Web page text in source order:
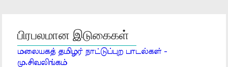
பிரபலமான இடுகைகள்
மலையகத் தமிழர் நாட்டுப்புற பாடல்கள் -
மு.சிவலிங்கம்